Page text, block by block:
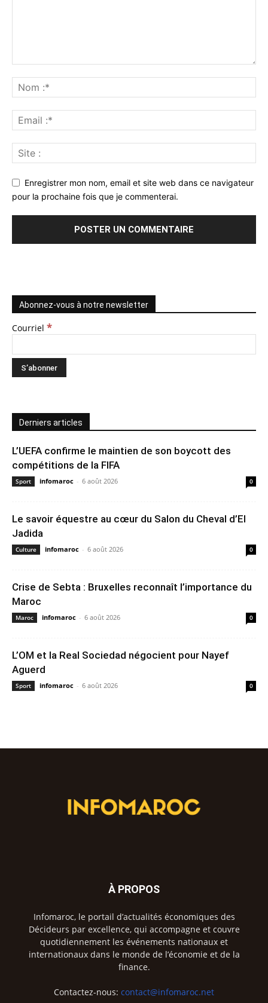
Enregistrer mon nom, email et site web dans ce navigateur
pour la prochaine fois que je commenterai.
Abonnez-vous à notre newsletter
Courriel *
Derniers articles
L’UEFA confirme le maintien de son boycott des
compétitions de la FIFA
Sport infomaroc - 6 août 2026 0
Le savoir équestre au cœur du Salon du Cheval d’El
Jadida
Culture infomaroc - 6 août 2026 0
Crise de Sebta : Bruxelles reconnaît l’importance du
Maroc
Maroc infomaroc - 6 août 2026 0
L’OM et la Real Sociedad négocient pour Nayef
Aguerd
Sport infomaroc - 6 août 2026 0
À PROPOS
Infomaroc, le portail d’actualités économiques des
Décideurs par excellence, qui accompagne et couvre
quotidiennement les événements nationaux et
internationaux dans le monde de l’économie et de la
finance.
Contactez-nous: contact@infomaroc.net